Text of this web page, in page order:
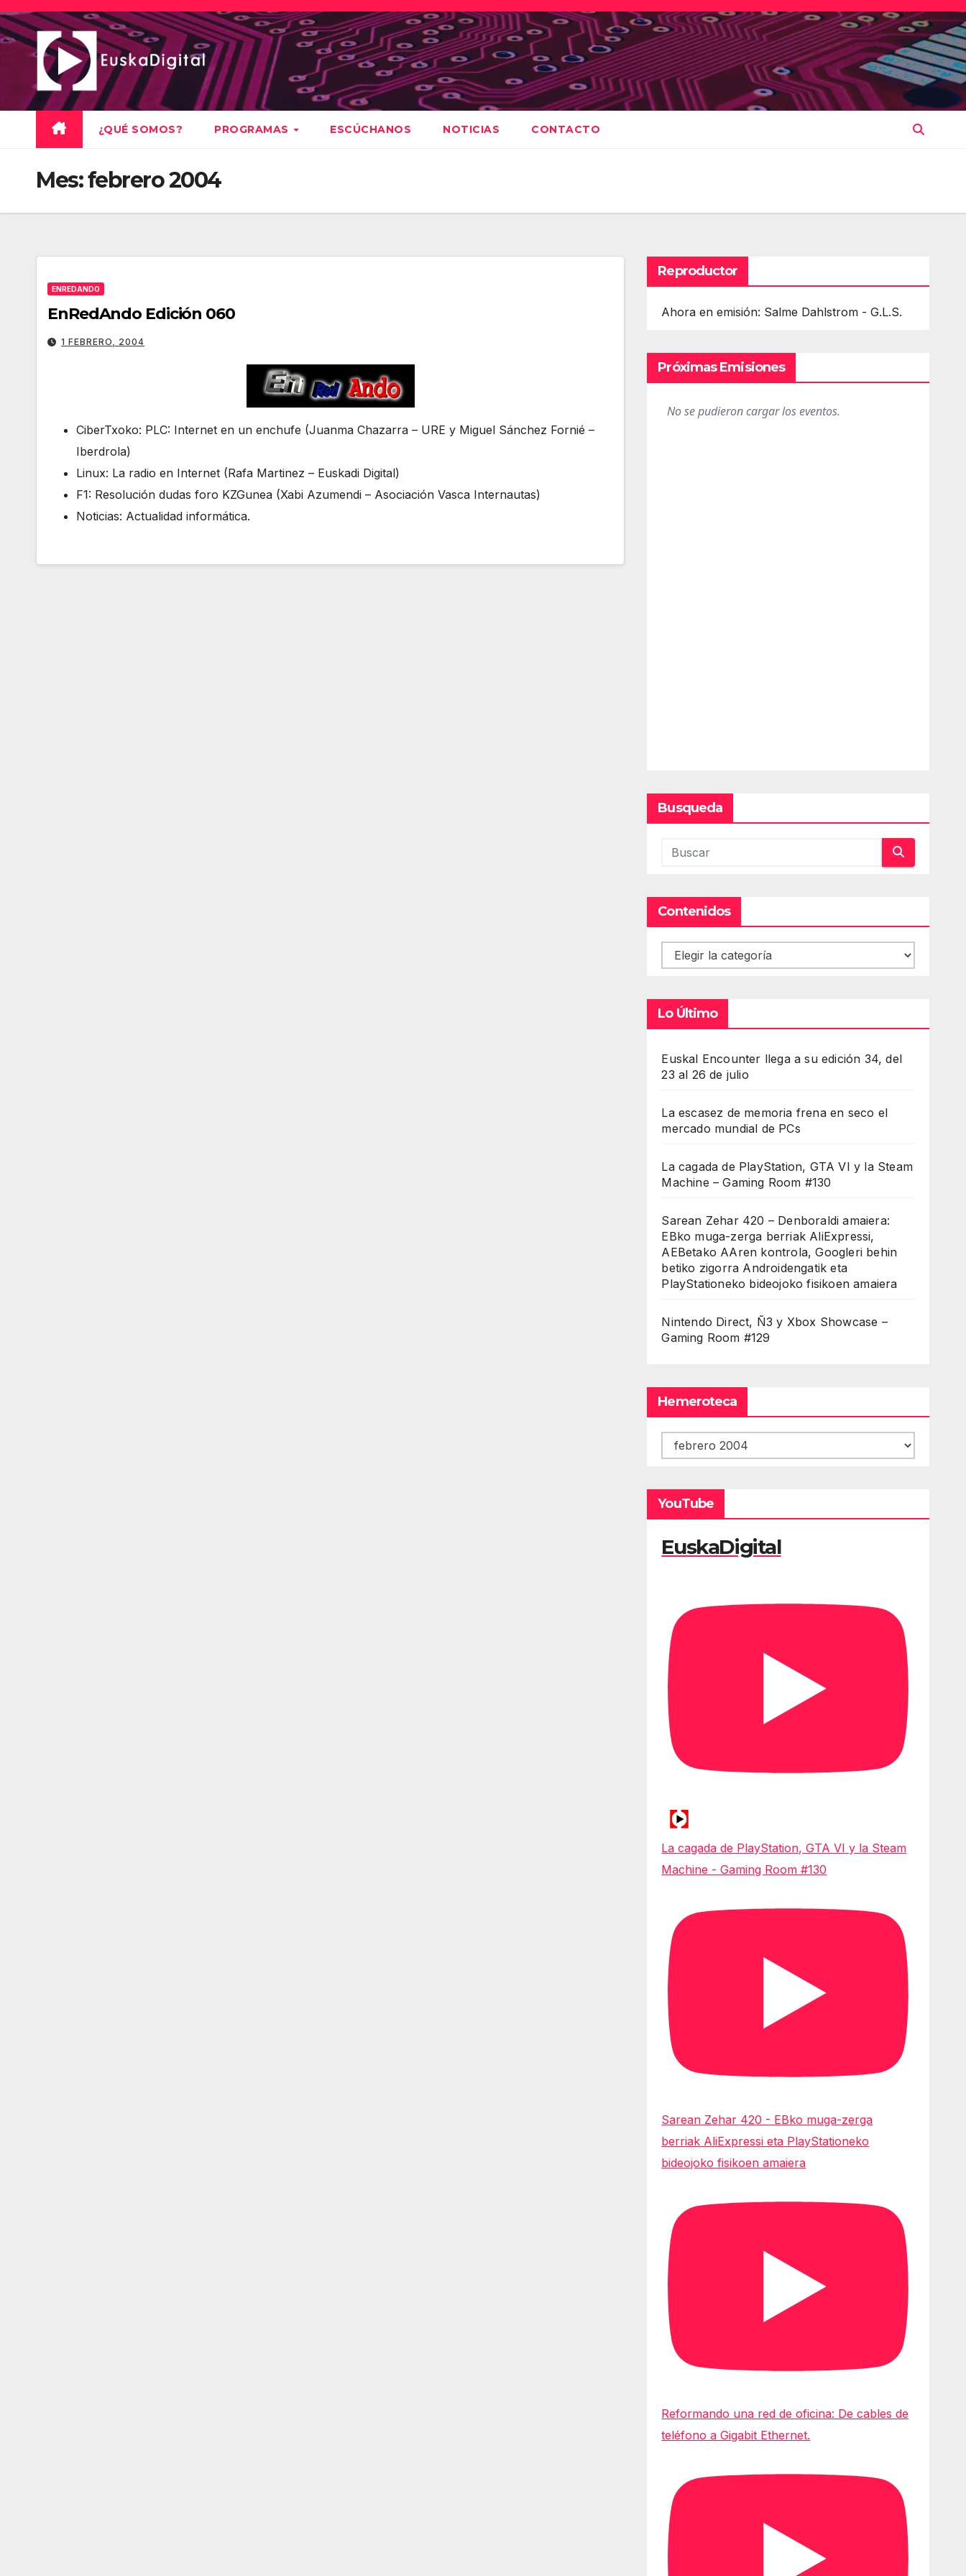
Saltar
al
contenido
¿QUÉ SOMOS? PROGRAMAS ESCÚCHANOS NOTICIAS CONTACTO
Mes:febrero 2004
ENREDANDO
EnRedAndo Edición 060
1 FEBRERO, 2004
CiberTxoko: PLC: Internet en un enchufe (Juanma Chazarra – URE y Miguel Sánchez Fornié –
Iberdrola)
Linux: La radio en Internet (Rafa Martinez – Euskadi Digital)
F1: Resolución dudas foro KZGunea (Xabi Azumendi – Asociación Vasca Internautas)
Noticias: Actualidad informática.
Reproductor
Ahora en emisión: Salme Dahlstrom - G.L.S.
Próximas Emisiones
Busqueda
Contenidos
Contenidos
Lo Último
Euskal Encounter llega a su edición 34, del
23 al 26 de julio
La escasez de memoria frena en seco el
mercado mundial de PCs
La cagada de PlayStation, GTA VI y la Steam
Machine – Gaming Room #130
Sarean Zehar 420 – Denboraldi amaiera:
EBko muga-zerga berriak AliExpressi,
AEBetako AAren kontrola, Googleri behin
betiko zigorra Androidengatik eta
PlayStationeko bideojoko fisikoen amaiera
Nintendo Direct, Ñ3 y Xbox Showcase –
Gaming Room #129
Hemeroteca
Hemeroteca
YouTube
EuskaDigital
La cagada de PlayStation, GTA VI y la Steam
Machine - Gaming Room #130
Sarean Zehar 420 - EBko muga-zerga
berriak AliExpressi eta PlayStationeko
bideojoko fisikoen amaiera
Reformando una red de oficina: De cables de
teléfono a Gigabit Ethernet.